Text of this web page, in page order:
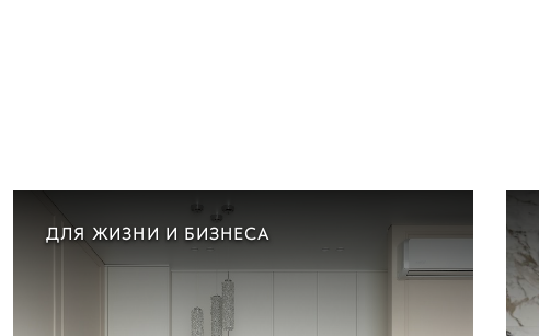
ДЛЯ ЖИЗНИ И БИЗНЕСА